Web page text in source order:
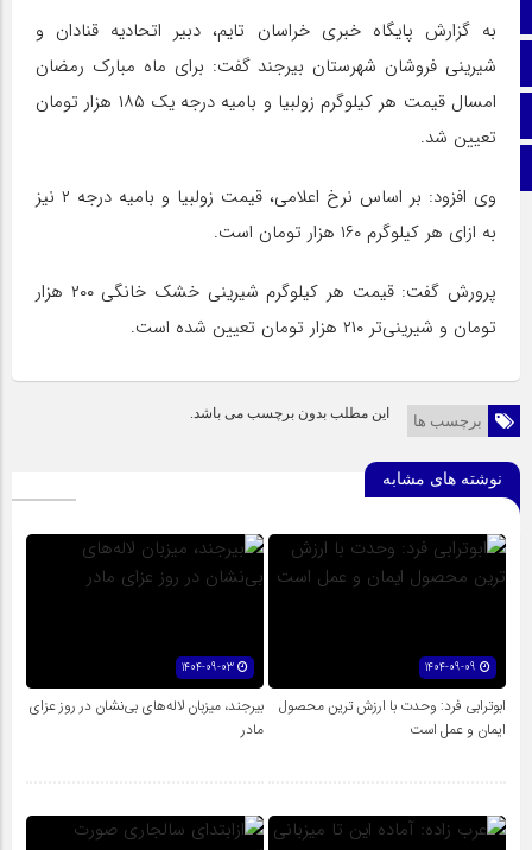
اینستاگرام
به گزارش پایگاه خبری خراسان تایم، دبیر اتحادیه قنادان و
شیرینی فروشان شهرستان بیرجند گفت: برای ماه مبارک رمضان
امسال قیمت هر کیلوگرم زولبیا و بامیه درجه یک ۱۸۵ هزار تومان
تعیین شد.
وی افزود: بر اساس نرخ اعلامی، قیمت زولبیا و بامیه درجه ۲ نیز
به ازای هر کیلوگرم ۱۶۰ هزار تومان است.
پرورش گفت: قیمت هر کیلوگرم شیرینی خشک خانگی ۲۰۰ هزار
تومان و شیرینی‌تر ۲۱۰ هزار تومان تعیین شده است.
برچسب ها این مطلب بدون برچسب می باشد.
نوشته های مشابه
ابوترابی فرد: وحدت با ارزش ترین محصول
ایمان و عمل است
بیرجند، میزبان لاله‌های بی‌نشان در روز عزای
مادر